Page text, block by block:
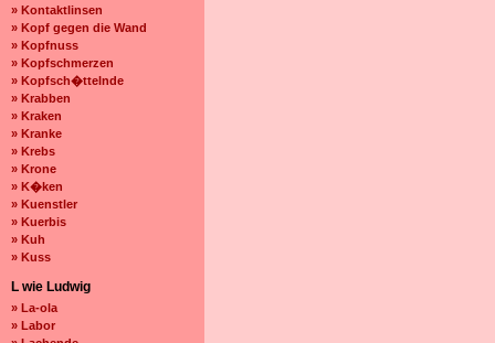
» Kontaktlinsen
» Kopf gegen die Wand
» Kopfnuss
» Kopfschmerzen
» Kopfsch�ttelnde
» Krabben
» Kraken
» Kranke
» Krebs
» Krone
» K�ken
» Kuenstler
» Kuerbis
» Kuh
» Kuss
L wie Ludwig
» La-ola
» Labor